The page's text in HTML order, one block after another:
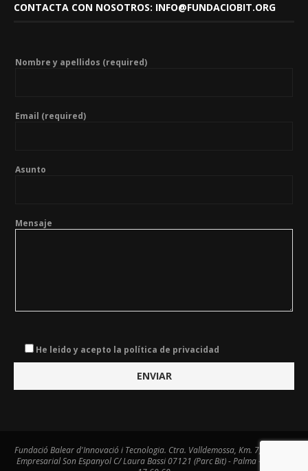
CONTACTA CON NOSOTROS: INFO@FUNDACIOBIT.ORG
Nombre y apellidos (required)
Email (required)
Asunto
Mensaje
He leido y acepto la política de privacidad
Fundació Balear d'Innovació i Tecnologia. Ctra. Valldemossa, Km. 7,4. Centre
Empresarial Son Espanyol C/ Laura Bassi 07121 (Parc Bit) - Palma - Tel. 971